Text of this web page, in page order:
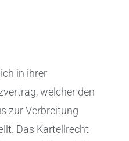
in ihrer
welcher den
zur Verbreitung
Das Kartellrecht